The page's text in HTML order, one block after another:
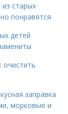
старых
понравятся
детей
очистить
заправка
морковью и